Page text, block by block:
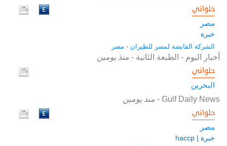
حلواني
مصر
خبرة
الشركة القابضة لمصر للطيران - مصر
أخبار اليوم - الطبعة الثانية - منذ يومين
حلواني
البحرين
Gulf Daily News
- منذ يومين
حلواني
مصر
خبرة | haccp